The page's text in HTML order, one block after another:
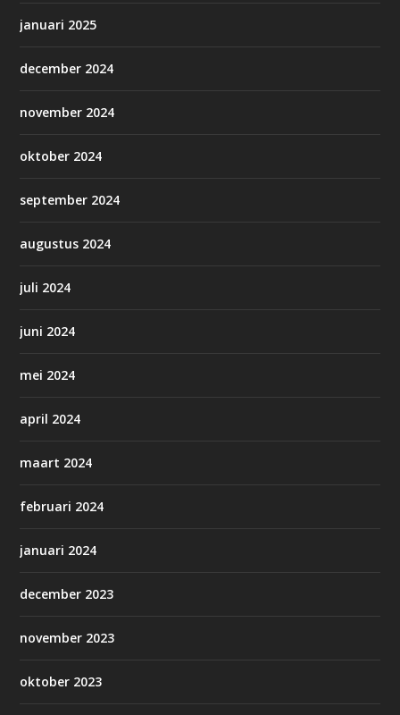
januari 2025
december 2024
november 2024
oktober 2024
september 2024
augustus 2024
juli 2024
juni 2024
mei 2024
april 2024
maart 2024
februari 2024
januari 2024
december 2023
november 2023
oktober 2023